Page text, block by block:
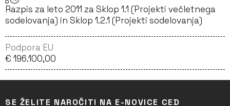
Razpis za leto 2011 za Sklop 1.1 (Projekti večletnega
sodelovanja) in Sklop 1.2.1 (Projekti sodelovanja)
Podpora EU
€ 196.100,00
SE ŽELITE NAROČITI NA E-NOVICE CED